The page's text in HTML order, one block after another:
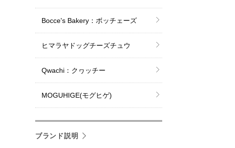
Bocce's Bakery：ボッチェーズ
ヒマラヤドッグチーズチュウ
Qwachi：クヮッチー
MOGUHIGE(モグヒゲ)
ブランド説明